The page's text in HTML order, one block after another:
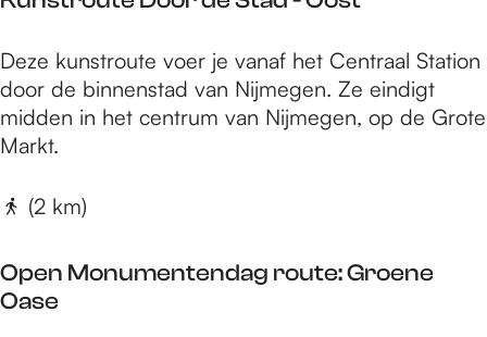
e
H
e
t
h
i
m
n
m
e
n
t
n
a
g
K
u
n
s
r
u
t
e
Deze kunstroute voer je vanaf het Centraal Station
door de binnenstad van Nijmegen. Ze eindigt
midden in het centrum van Nijmegen, op de Grote
Markt.
(2 km)
Open Monumentendag route: Groene
Oase